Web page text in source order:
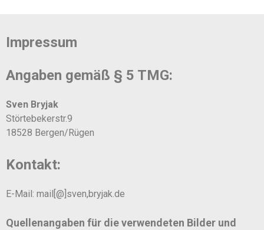
Impressum
Angaben gemäß § 5 TMG:
Sven Bryjak
Störtebekerstr.9
18528 Bergen/Rügen
Kontakt:
E-Mail: mail[@]sven,bryjak.de
Quellenangaben für die verwendeten Bilder und